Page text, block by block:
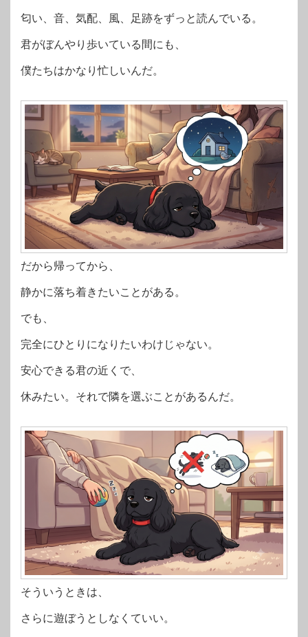
匂い、音、気配、風、足跡をずっと読んでいる。
君がぼんやり歩いている間にも、
僕たちはかなり忙しいんだ。
だから帰ってから、
静かに落ち着きたいことがある。
でも、
完全にひとりになりたいわけじゃない。
安心できる君の近くで、
休みたい。それで隣を選ぶことがあるんだ。
そういうときは、
さらに遊ぼうとしなくていい。